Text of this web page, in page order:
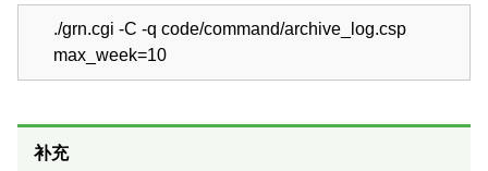
./grn.cgi -C -q code/command/archive_log.csp
max_week=10
补充